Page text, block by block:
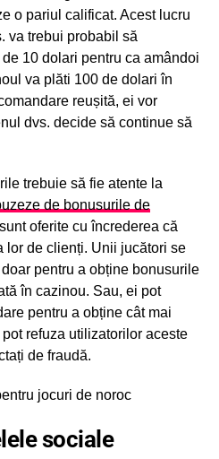
o pariul calificat. Acest lucru
va trebui probabil să
10 dolari pentru ca amândoi
va plăti 100 de dolari în
reușită, ei vor
dvs. decide să continue să
trebuie să fie atente la
de bonusurile de
oferite cu încrederea că
lor de clienți. Unii jucători se
pentru a obține bonusurile
în cazinou. Sau, ei pot
pentru a obține cât mai
refuza utilizatorilor aceste
de fraudă.
sociale